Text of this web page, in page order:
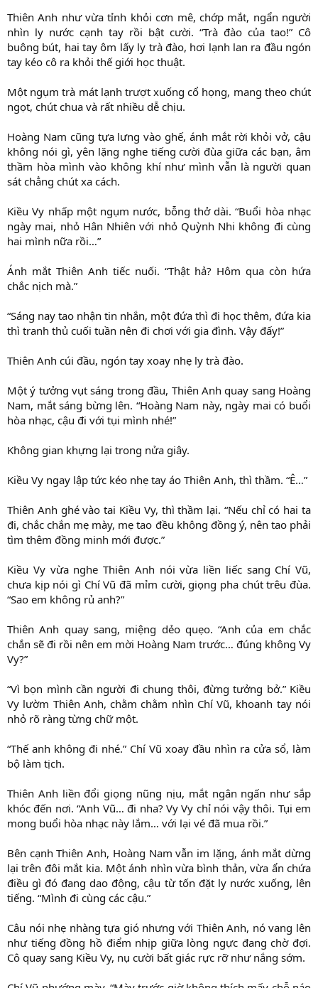
Thiên Anh như vừa tỉnh khỏi cơn mê, chớp mắt, ngẩn người
nhìn ly nước cạnh tay rồi bật cười. “Trà đào của tao!” Cô
buông bút, hai tay ôm lấy ly trà đào, hơi lạnh lan ra đầu ngón
tay kéo cô ra khỏi thế giới học thuật.
Một ngụm trà mát lạnh trượt xuống cổ họng, mang theo chút
ngọt, chút chua và rất nhiều dễ chịu.
Hoàng Nam cũng tựa lưng vào ghế, ánh mắt rời khỏi vở, cậu
không nói gì, yên lặng nghe tiếng cười đùa giữa các bạn, âm
thầm hòa mình vào không khí như mình vẫn là người quan
sát chẳng chút xa cách.
Kiều Vy nhấp một ngụm nước, bỗng thở dài. “Buổi hòa nhạc
ngày mai, nhỏ Hân Nhiên với nhỏ Quỳnh Nhi không đi cùng
hai mình nữa rồi…”
Ánh mắt Thiên Anh tiếc nuối. “Thật hả? Hôm qua còn hứa
chắc nịch mà.”
“Sáng nay tao nhận tin nhắn, một đứa thì đi học thêm, đứa kia
thì tranh thủ cuối tuần nên đi chơi với gia đình. Vậy đấy!”
Thiên Anh cúi đầu, ngón tay xoay nhẹ ly trà đào.
Một ý tưởng vụt sáng trong đầu, Thiên Anh quay sang Hoàng
Nam, mắt sáng bừng lên. “Hoàng Nam này, ngày mai có buổi
hòa nhạc, cậu đi với tụi mình nhé!”
Không gian khựng lại trong nửa giây.
Kiều Vy ngay lập tức kéo nhẹ tay áo Thiên Anh, thì thầm. “Ê…”
Thiên Anh ghé vào tai Kiều Vy, thì thầm lại. “Nếu chỉ có hai ta
đi, chắc chắn mẹ mày, mẹ tao đều không đồng ý, nên tao phải
tìm thêm đồng minh mới được.”
Kiều Vy vừa nghe Thiên Anh nói vừa liền liếc sang Chí Vũ,
chưa kịp nói gì Chí Vũ đã mỉm cười, giọng pha chút trêu đùa.
“Sao em không rủ anh?”
Thiên Anh quay sang, miệng dẻo quẹo. “Anh của em chắc
chắn sẽ đi rồi nên em mời Hoàng Nam trước… đúng không Vy
Vy?”
“Vì bọn mình cần người đi chung thôi, đừng tưởng bở.” Kiều
Vy lườm Thiên Anh, chằm chằm nhìn Chí Vũ, khoanh tay nói
nhỏ rõ ràng từng chữ một.
“Thế anh không đi nhé.” Chí Vũ xoay đầu nhìn ra cửa sổ, làm
bộ làm tịch.
Thiên Anh liền đổi giọng nũng nịu, mắt ngân ngấn như sắp
khóc đến nơi. “Anh Vũ… đi nha? Vy Vy chỉ nói vậy thôi. Tụi em
mong buổi hòa nhạc này lắm… với lại vé đã mua rồi.”
Bên cạnh Thiên Anh, Hoàng Nam vẫn im lặng, ánh mắt dừng
lại trên đôi mắt kia. Một ánh nhìn vừa bình thản, vừa ẩn chứa
điều gì đó đang dao động, cậu từ tốn đặt ly nước xuống, lên
tiếng. “Mình đi cùng các cậu.”
Câu nói nhẹ nhàng tựa gió nhưng với Thiên Anh, nó vang lên
như tiếng đồng hồ điểm nhịp giữa lòng ngực đang chờ đợi.
Cô quay sang Kiều Vy, nụ cười bất giác rực rỡ như nắng sớm.